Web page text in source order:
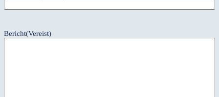
Bericht(Vereist)